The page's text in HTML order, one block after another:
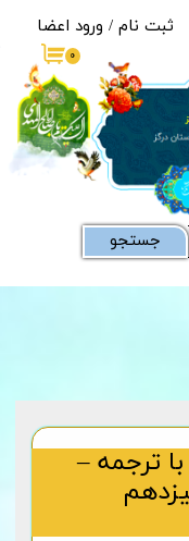
جستجو
ثبت نام / ورود اعضا
۰
ترجمه –